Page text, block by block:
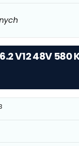
V12 48V 580